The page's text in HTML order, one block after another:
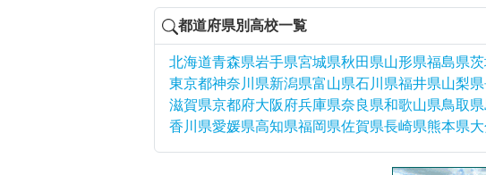
都道府県別高校一覧
北海道青森県岩手県宮城県秋田県山形県福島県
東京都神奈川県新潟県富山県石川県福井県山梨県
滋賀県京都府大阪府兵庫県奈良県和歌山県鳥取県
香川県愛媛県高知県福岡県佐賀県長崎県熊本県